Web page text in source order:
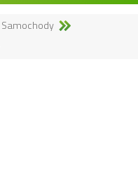
Samochody